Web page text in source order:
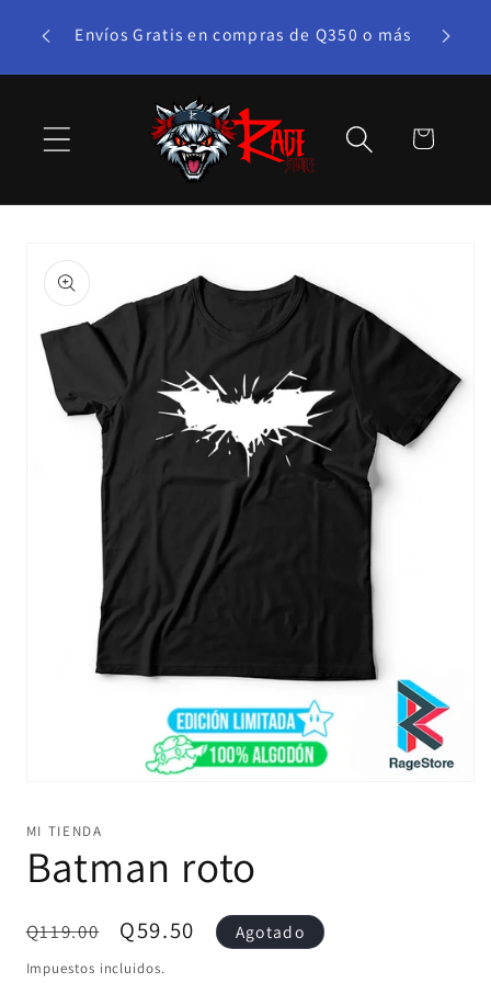
directamente
Envíos Gratis en compras de Q350 o más
Carrito
a la
información
del producto
1
en
una
ventana
MI TIENDA
Batman roto
Precio
habitual
Q119.00
Precio
de
Q59.50 Agotado
Impuestos incluidos.